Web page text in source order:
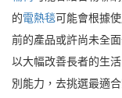
的電熱毯可能會根據
前的產品或許尚未全
以大幅改善長者的生
別能力，去挑選最適